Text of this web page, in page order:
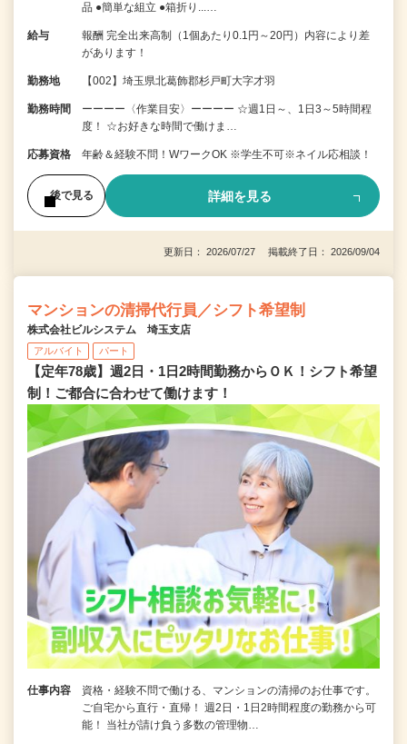
品 ●簡単な組立 ●箱折り...…
給与
報酬 完全出来高制（1個あたり0.1円～20円）内容により差
があります！
勤務地 【002】埼玉県北葛飾郡杉戸町大字才羽
勤務時間
ーーーー〈作業目安〉ーーーー ☆週1日～、1日3～5時間程
度！ ☆お好きな時間で働けま…
応募資格 年齢＆経験不問！WワークOK ※学生不可※ネイル応相談！
後で見る 詳細を見る
更新日： 2026/07/27 掲載終了日： 2026/09/04
マンションの清掃代行員／シフト希望制
株式会社ビルシステム 埼玉支店
アルバイト パート
【定年78歳】週2日・1日2時間勤務からＯＫ！シフト希望
制！ご都合に合わせて働けます！
仕事内容
資格・経験不問で働ける、マンションの清掃のお仕事です。
ご自宅から直行・直帰！ 週2日・1日2時間程度の勤務から可
能！ 当社が請け負う多数の管理物…